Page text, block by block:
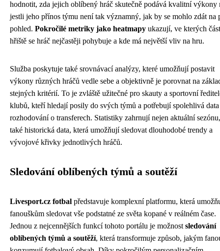
hodnotit, zda jejich oblíbený hráč skutečně podává kvalitní výkony
jestli jeho přínos týmu není tak významný, jak by se mohlo zdát na
pohled. Pokročilé metriky jako heatmapy ukazují, ve kterých
hřiště se hráč nejčastěji pohybuje a kde má největší vliv na hru.
Služba poskytuje také srovnávací analýzy, které umožňují postavit
výkony různých hráčů vedle sebe a objektivně je porovnat na
stejných kritérií. To je zvláště užitečné pro skauty a sportovní
klubů, kteří hledají posily do svých týmů a potřebují spolehlivá
rozhodování o transferech. Statistiky zahrnují nejen aktuální
také historická data, která umožňují sledovat dlouhodobé trendy a
vývojové křivky jednotlivých hráčů.
Sledování oblíbených týmů a soutěží
Livesport.cz fotbal představuje komplexní platformu, která
fanouškům sledovat vše podstatné ze světa kopané v reálném čase.
Jednou z nejcennějších funkcí tohoto portálu je možnost sledování
oblíbených týmů a soutěží, která transformuje způsob, jakým